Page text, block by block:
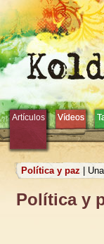
Artículos Vídeos
Artículos Vídeos
Política y paz
Política y